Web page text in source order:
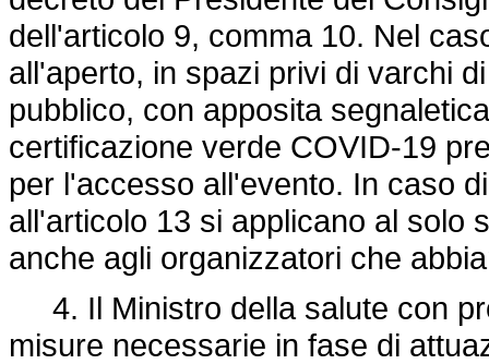
dell'articolo 9, comma 10. Nel
all'aperto, in spazi privi di varchi
pubblico, con apposita
certificazione verde COVID-19
per l'accesso all'evento. In caso
all'articolo 13 si applicano al solo
anche agli organizzatori che
4. Il Ministro della salute con
misure necessarie in fase di